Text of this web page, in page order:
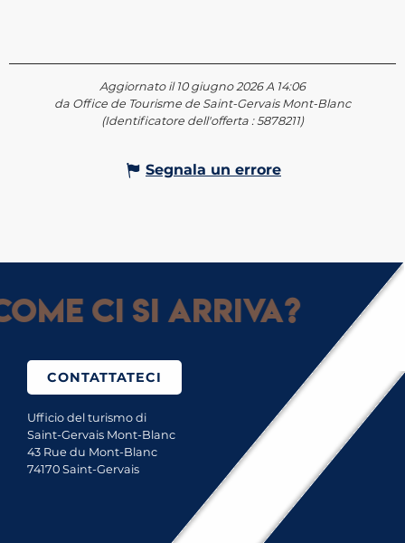
Aggiornato il 10 giugno 2026 A 14:06
da Office de Tourisme de Saint-Gervais Mont-Blanc
(Identificatore dell'offerta :5878211)
Segnala un errore
ci si arriva?
CONTATTATECI
Ufficio del turismo di
Saint-Gervais Mont-Blanc
43 Rue du Mont-Blanc
74170 Saint-Gervais